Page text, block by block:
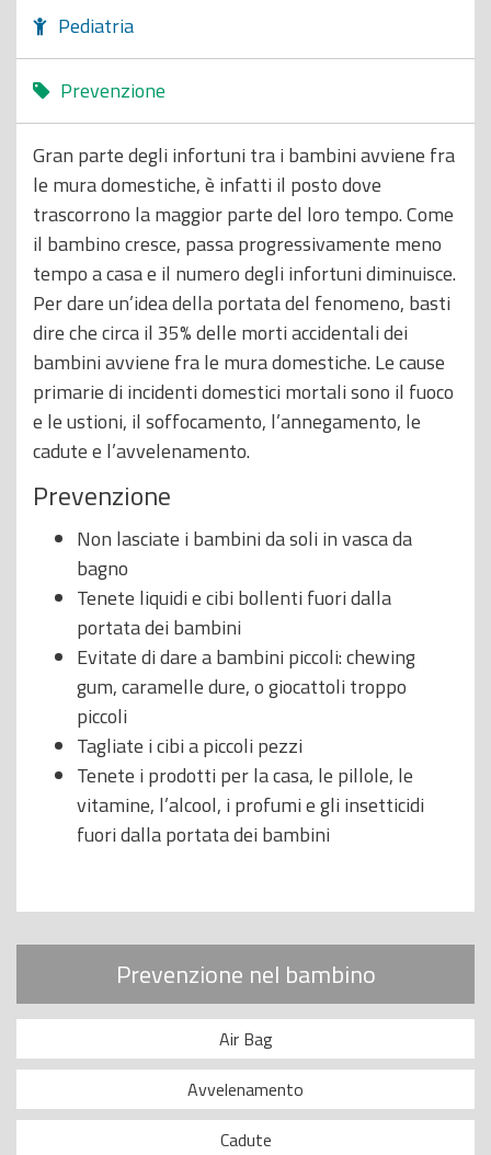
Pediatria
Prevenzione
Gran parte degli infortuni tra i bambini avviene fra
le mura domestiche, è infatti il posto dove
trascorrono la maggior parte del loro tempo. Come
il bambino cresce, passa progressivamente meno
tempo a casa e il numero degli infortuni diminuisce.
Per dare un’idea della portata del fenomeno, basti
dire che circa il 35% delle morti accidentali dei
bambini avviene fra le mura domestiche. Le cause
primarie di incidenti domestici mortali sono il fuoco
e le ustioni, il soffocamento, l’annegamento, le
cadute e l’avvelenamento.
Prevenzione
Non lasciate i bambini da soli in vasca da
bagno
Tenete liquidi e cibi bollenti fuori dalla
portata dei bambini
Evitate di dare a bambini piccoli: chewing
gum, caramelle dure, o giocattoli troppo
piccoli
Tagliate i cibi a piccoli pezzi
Tenete i prodotti per la casa, le pillole, le
vitamine, l’alcool, i profumi e gli insetticidi
fuori dalla portata dei bambini
Prevenzione nel bambino
Air Bag
Avvelenamento
Cadute